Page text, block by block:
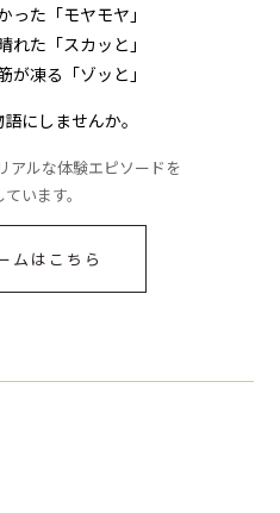
った「モヤモヤ」
れた「スカッと」
が凍る「ゾッと」
にしませんか。
アルな体験エピソードを
います。
ムはこちら